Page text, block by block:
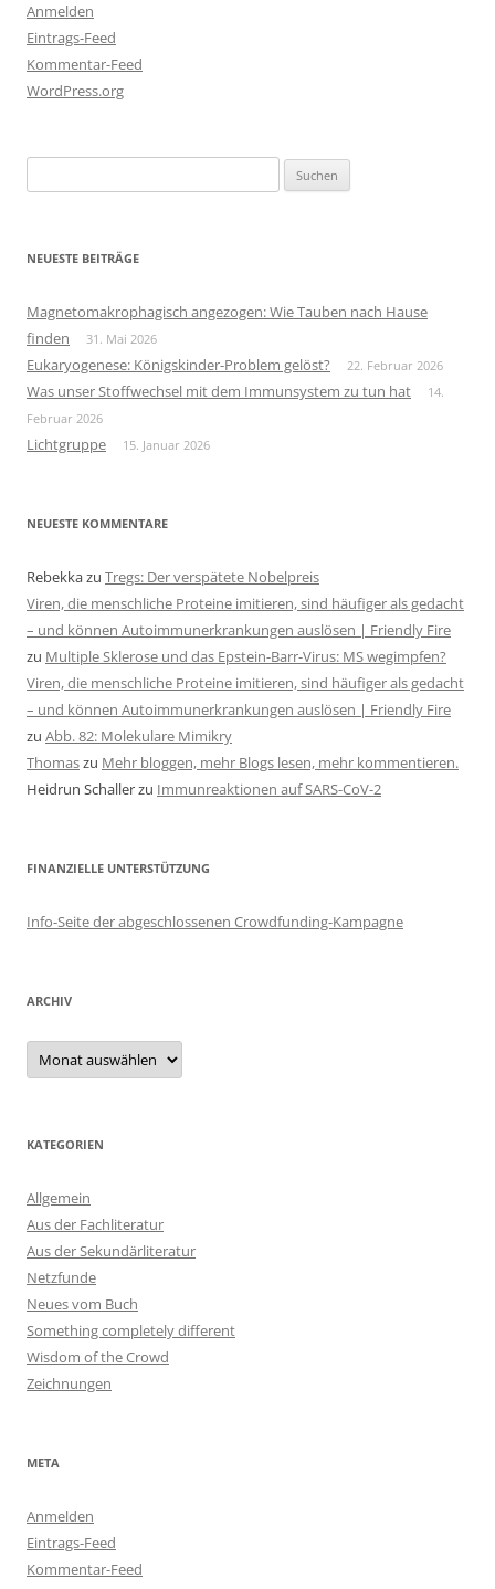
Anmelden
Eintrags-Feed
Kommentar-Feed
WordPress.org
nach:
NEUESTE BEITRÄGE
Magnetomakrophagisch angezogen: Wie Tauben nach Hause
finden
31. Mai 2026
Eukaryogenese: Königskinder-Problem gelöst? 22. Februar 2026
Was unser Stoffwechsel mit dem Immunsystem zu tun hat
14.
Februar 2026
Lichtgruppe 15. Januar 2026
NEUESTE KOMMENTARE
Rebekkazu Tregs: Der verspätete Nobelpreis
Viren, die menschliche Proteine imitieren, sind häufiger als gedacht
– und können Autoimmunerkrankungen auslösen | Friendly Fire
zu Multiple Sklerose und das Epstein-Barr-Virus: MS wegimpfen?
Viren, die menschliche Proteine imitieren, sind häufiger als gedacht
– und können Autoimmunerkrankungen auslösen | Friendly Fire
zu Abb. 82: Molekulare Mimikry
Thomaszu Mehr bloggen, mehr Blogs lesen, mehr kommentieren.
Heidrun Schallerzu Immunreaktionen auf SARS-CoV-2
FINANZIELLE UNTERSTÜTZUNG
Info-Seite der abgeschlossenen Crowdfunding-Kampagne
ARCHIV
Archiv
KATEGORIEN
Allgemein
Aus der Fachliteratur
Aus der Sekundärliteratur
Netzfunde
Neues vom Buch
Something completely different
Wisdom of the Crowd
Zeichnungen
META
Anmelden
Eintrags-Feed
Kommentar-Feed